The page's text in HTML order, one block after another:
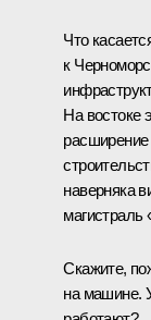
Что
к
На востоке
наверняка
магистраль
Скажите,
на машине.